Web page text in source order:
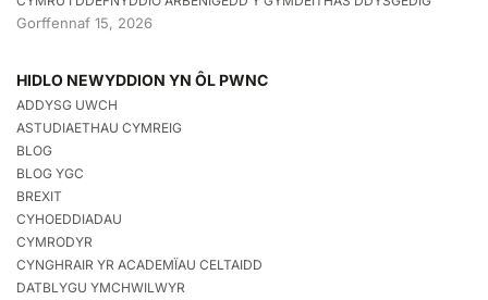
Gorffennaf 15, 2026
HIDLO NEWYDDION YN ÔL PWNC
ADDYSG UWCH
ASTUDIAETHAU CYMREIG
BLOG
BLOG YGC
BREXIT
CYHOEDDIADAU
CYMRODYR
CYNGHRAIR YR ACADEMÏAU CELTAIDD
DATBLYGU YMCHWILWYR